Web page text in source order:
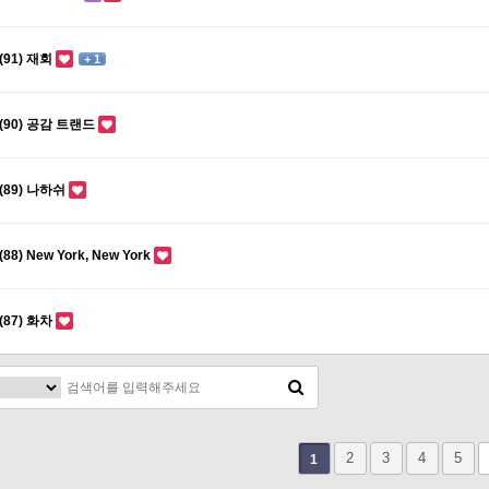
(91) 재회 + 1
(90) 공감 트랜드
(89) 나하쉬
(88) New York, New York
(87) 화차
1 2 3 4 5